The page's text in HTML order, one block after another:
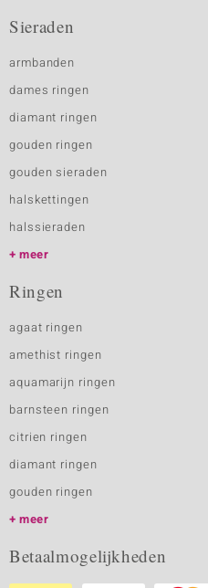
Sieraden
armbanden
dames ringen
diamant ringen
gouden ringen
gouden sieraden
halskettingen
halssieraden
meer
Ringen
agaat ringen
amethist ringen
aquamarijn ringen
barnsteen ringen
citrien ringen
diamant ringen
gouden ringen
meer
Betaalmogelijkheden